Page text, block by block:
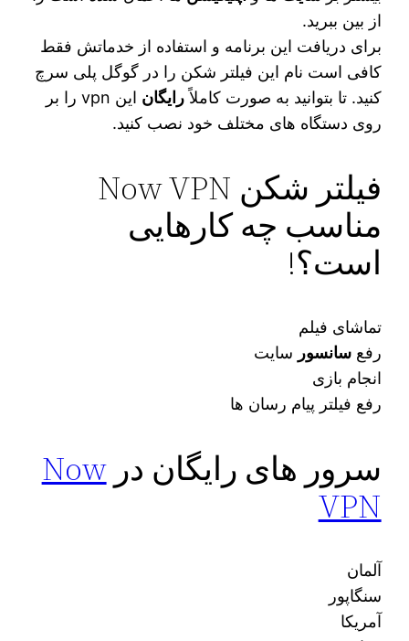
از بین ببرید.
برای دریافت این برنامه و استفاده از خدماتش فقط
کافی است نام این فیلتر شکن را در گوگل پلی سرچ
کنید. تا بتوانید به صورت کاملاًرایگان
این vpn را بر
روی دستگاه‌ های مختلف خود نصب کنید.
فیلتر شکن Now VPN
مناسب چه کارهایی
است؟!
تماشای فیلم
رفعسانسور سایت
انجام بازی
رفع فیلتر پیام رسان ها
سرور های رایگان درNow
VPN
آلمان
سنگاپور
آمریکا